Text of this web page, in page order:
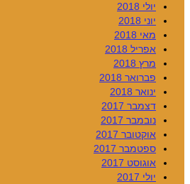
יולי 2018
יוני 2018
מאי 2018
אפריל 2018
מרץ 2018
פברואר 2018
ינואר 2018
דצמבר 2017
נובמבר 2017
אוקטובר 2017
ספטמבר 2017
אוגוסט 2017
יולי 2017